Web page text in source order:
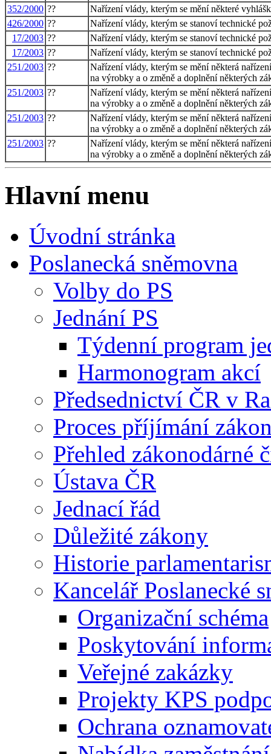
352/2000 ??
Nařízení vlády, kterým se mění některé
426/2000 ??
Nařízení vlády, kterým se stanoví technické
17/2003 ??
Nařízení vlády, kterým se stanoví technické
17/2003 ??
Nařízení vlády, kterým se stanoví technické
251/2003 ??
Nařízení vlády, kterým se mění některá
na výrobky a o změně a doplnění některých
251/2003 ??
Nařízení vlády, kterým se mění některá
na výrobky a o změně a doplnění některých
251/2003 ??
Nařízení vlády, kterým se mění některá
na výrobky a o změně a doplnění některých
251/2003 ??
Nařízení vlády, kterým se mění některá
na výrobky a o změně a doplnění některých
Hlavní menu
Úvodní stránka
Poslanecká sněmovna
Volby do PS
Jednání PS
Týdenní program
Harmonogram akcí
Předsednictví ČR v
Proces příjímání
Přehled zákonodárné
Ústava ČR
Jednací řád
Důležité zákony
Historie
Kancelář Poslanecké
Organizační schéma
Poskytování
Veřejné zakázky
Projekty KPS
Ochrana